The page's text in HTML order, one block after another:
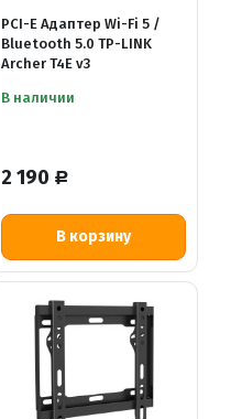
PCI-E Адаптер Wi-Fi 5 /
Bluetooth 5.0 TP-LINK
Archer T4E v3
В наличии
2 190 Р
В корзину